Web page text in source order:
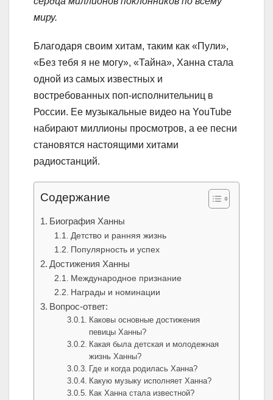
миру.
Благодаря своим хитам, таким как «Пули»,
«Без тебя я не могу», «Тайна», Ханна стала
одной из самых известных и
востребованных поп-исполнительниц в
России. Ее музыкальные видео на YouTube
набирают миллионы просмотров, а ее песни
становятся настоящими хитами
радиостанций.
Содержание
Биография Ханны
Детство и ранняя жизнь
Популярность и успех
Достижения Ханны
Международное признание
Награды и номинации
Вопрос-ответ:
Каковы основные достижения
певицы Ханны?
Какая была детская и молодежная
жизнь Ханны?
Где и когда родилась Ханна?
Какую музыку исполняет Ханна?
Как Ханна стала известной?